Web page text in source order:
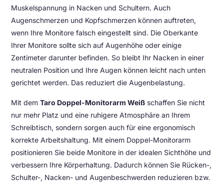
Muskelspannung in Nacken und Schultern. Auch
Augenschmerzen und Kopfschmerzen können auftreten,
wenn Ihre Monitore falsch eingestellt sind. Die Oberkante
Ihrer Monitore sollte sich auf Augenhöhe oder einige
Zentimeter darunter befinden. So bleibt Ihr Nacken in einer
neutralen Position und Ihre Augen können leicht nach unten
gerichtet werden. Das reduziert die Augenbelastung.
Mit demTaro Doppel-Monitorarm Weiß schaffen Sie nicht
nur mehr Platz und eine ruhigere Atmosphäre an Ihrem
Schreibtisch, sondern sorgen auch für eine ergonomisch
korrekte Arbeitshaltung. Mit einem Doppel-Monitorarm
positionieren Sie beide Monitore in der idealen Sichthöhe und
verbessern Ihre Körperhaltung. Dadurch können Sie Rücken-,
Schulter-, Nacken- und Augenbeschwerden reduzieren bzw.